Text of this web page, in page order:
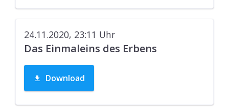
24.11.2020, 23:11 Uhr
Das Einmaleins des Erbens
Download